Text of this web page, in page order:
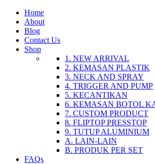
Home
About
Blog
Contact Us
Shop
1. NEW ARRIVAL
2. KEMASAN PLASTIK
3. NECK AND SPRAY
4. TRIGGER AND PUMP
5. KECANTIKAN
6. KEMASAN BOTOL
7. CUSTOM PRODUCT
8. FLIPTOP PRESSTOP
9. TUTUP ALUMINIUM
A. LAIN-LAIN
B. PRODUK PER SET
FAQs